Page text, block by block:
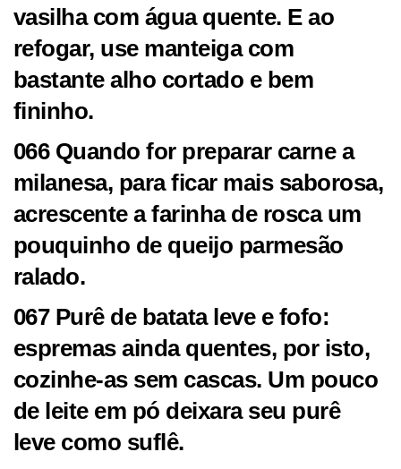
vasilha com água quente. E ao
refogar, use manteiga com
bastante alho cortado e bem
fininho.
066 Quando for preparar carne a
milanesa, para ficar mais saborosa,
acrescente a farinha de rosca um
pouquinho de queijo parmesão
ralado.
067 Purê de batata leve e fofo:
espremas ainda quentes, por isto,
cozinhe-as sem cascas. Um pouco
de leite em pó deixara seu purê
leve como suflê.